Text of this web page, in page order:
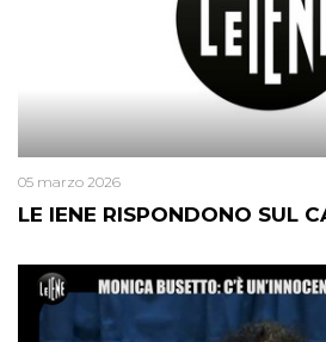
LE IENE RISPONDONO SUL
05 marzo 2026